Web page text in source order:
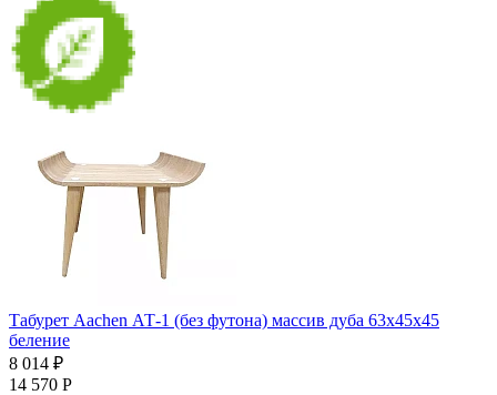
Табурет Aachen АТ-1 (без футона) массив дуба 63х45х45
беление
8 014 ₽
14 570 Р